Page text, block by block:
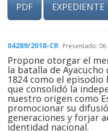
PDF EXPEDIENTE
04289/2018-CR Presentado: 06
Propone otorgar el
la batalla de
1824 como el
que consolidó la
nuestro origen como
promocionar su
generaciones y forjar
identidad nacional.